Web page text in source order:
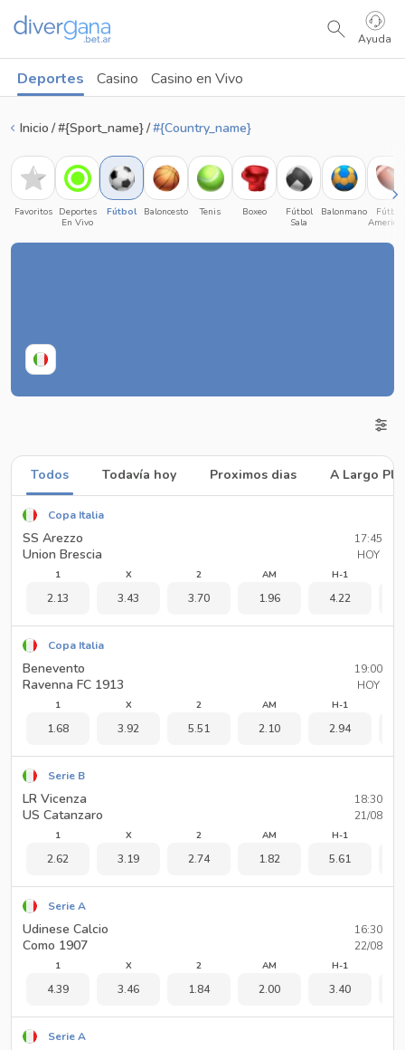
Ayuda
Deportes Casino Casino en Vivo
Inicio #{sport_name} #{country_name}
Favoritos
Deportes
En Vivo
Fútbol Baloncesto Tenis Boxeo
Fútbol
Sala
Balonmano
Fútbol
Todos Todavía hoy Proximos dias A Largo
Copa Italia
SS Arezzo
Union Brescia
17:45
HOY
1
2.13
X
3.43
2
3.70
AM
1.96
H-1
4.22
Copa Italia
Benevento
Ravenna FC 1913
19:00
HOY
1
1.68
X
3.92
2
5.51
AM
2.10
H-1
2.94
Serie B
LR Vicenza
US Catanzaro
18:30
21/08
1
2.62
X
3.19
2
2.74
AM
1.82
H-1
5.61
Serie A
Udinese Calcio
Como 1907
16:30
22/08
1
4.39
X
3.46
2
1.84
AM
2.00
H-1
3.40
Serie A